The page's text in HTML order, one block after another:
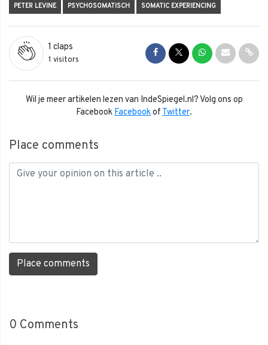
PETER LEVINE PSYCHOSOMATISCH SOMATIC EXPERIENCING
1 claps
1 visitors
Share on Facebook
Share on Twitter
Share onShare via
Wil je meer artikelen lezen van IndeSpiegel.nl? Volg ons op
Facebook Facebookof Twitter.
Place comments
Place comments
0 Comments